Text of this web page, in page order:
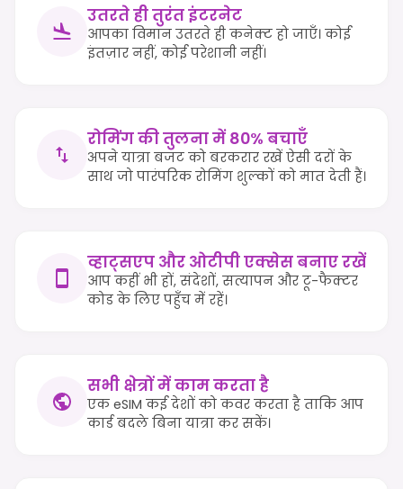
उतरते ही तुरंत इंटरनेट
आपका विमान उतरते ही कनेक्ट हो जाएँ। कोई
इंतज़ार नहीं, कोई परेशानी नहीं।
रोमिंग की तुलना में 80% बचाएँ
अपने यात्रा बजट को बरकरार रखें ऐसी दरों के
साथ जो पारंपरिक रोमिंग शुल्कों को मात देती हैं।
व्हाट्सएप और ओटीपी एक्सेस बनाए रखें
आप कहीं भी हों, संदेशों, सत्यापन और टू-फैक्टर
कोड के लिए पहुँच में रहें।
सभी क्षेत्रों में काम करता है
एक eSIM कई देशों को कवर करता है ताकि आप
कार्ड बदले बिना यात्रा कर सकें।